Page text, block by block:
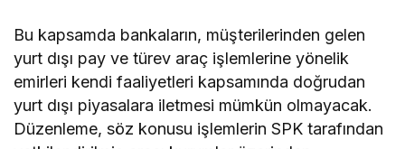
Bu kapsamda bankaların, müşterilerinden gelen
yurt dışı pay ve türev araç işlemlerine yönelik
emirleri kendi faaliyetleri kapsamında doğrudan
yurt dışı piyasalara iletmesi mümkün olmayacak.
Düzenleme, söz konusu işlemlerin SPK tarafından